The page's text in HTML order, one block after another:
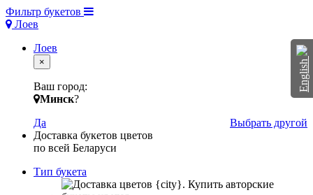
Фильтр букетов
Лоев
Лоев
×
Ваш город:
Минск?
Да
Выбрать другой
Доставка букетов цветов
по всей Беларуси
Тип букета
English